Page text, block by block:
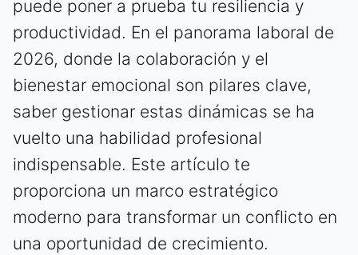
puede poner a prueba tu resiliencia y
productividad. En el panorama laboral de
2026, donde la colaboración y el
bienestar emocional son pilares clave,
saber gestionar estas dinámicas se ha
vuelto una habilidad profesional
indispensable. Este artículo te
proporciona un marco estratégico
moderno para transformar un conflicto en
una oportunidad de crecimiento.